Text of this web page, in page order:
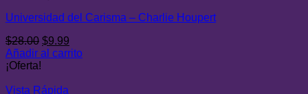
Universidad del Carisma – Charlie Houpert
$28.00 El
precio
$28.00.
$9.99
precio
Añadir al carrito
¡Oferta!
Vista Rápida